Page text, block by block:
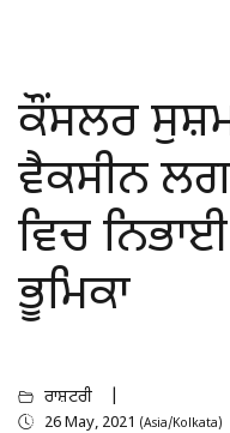
ਕੌਂਸਲਰ
ਵੈਕਸੀਨ
ਵਿਚ
ਭੂਮਿਕਾ
ਰਾਸ਼ਟਰੀ
26 May, 2021 (Asia/Kolkata)